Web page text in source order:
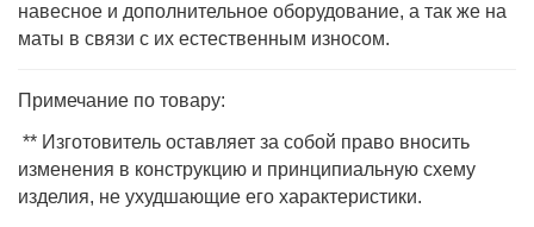
навесное и дополнительное оборудование, а так же на
маты в связи с их естественным износом.
Примечание по товару:
** Изготовитель оставляет за собой право вносить
изменения в конструкцию и принципиальную схему
изделия, не ухудшающие его характеристики.